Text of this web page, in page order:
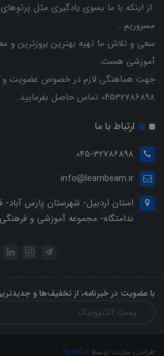
از اینکه با ما بسوی یادگیری مثل
مسروریم .
سعی و تلاش ما تهیه بهترین بروزترین و
آموزشی هست.
جهت هماهنگی لازم در خصوص عضویت و
04532786898 تماس حاصل بفرمایید.
ارتباط با ما
045-32786898
info@learnbeam.ir
استان اردبیل- شهرستان پارس آباد-
ندامتگاه- مجموعه آموزشی و
با عضویت در خبرنامه، از تخفیف‌ها و
طراحی سایت توسط Portal.ir